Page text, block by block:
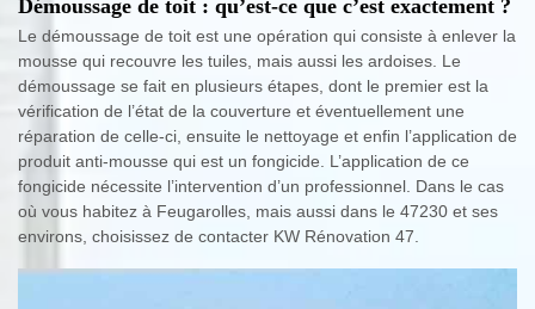
Démoussage de toit : qu’est-ce que c’est exactement ?
Le démoussage de toit est une opération qui consiste à enlever la
mousse qui recouvre les tuiles, mais aussi les ardoises. Le
démoussage se fait en plusieurs étapes, dont le premier est la
vérification de l’état de la couverture et éventuellement une
réparation de celle-ci, ensuite le nettoyage et enfin l’application de
produit anti-mousse qui est un fongicide. L’application de ce
fongicide nécessite l’intervention d’un professionnel. Dans le cas
où vous habitez à Feugarolles, mais aussi dans le 47230 et ses
environs, choisissez de contacter KW Rénovation 47.